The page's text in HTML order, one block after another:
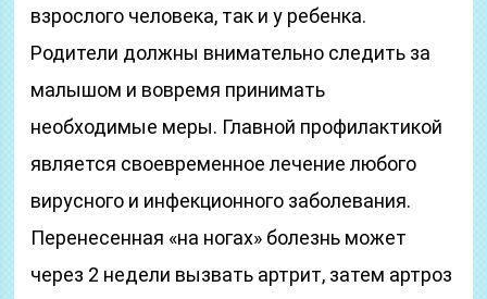
взрослого человека, так и у ребенка.
Родители должны внимательно следить за
малышом и вовремя принимать
необходимые меры. Главной профилактикой
является своевременное лечение любого
вирусного и инфекционного заболевания.
Перенесенная «на ногах» болезнь может
через 2 недели вызвать артрит, затем артроз